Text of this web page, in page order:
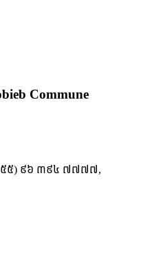
Commune
៨៥៥) ៩៦ ៣៩៤ ៧៧៧៧ ,